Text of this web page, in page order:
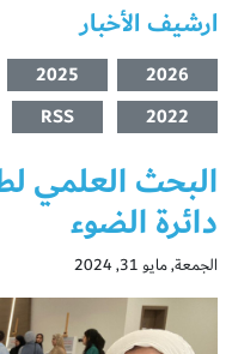
ارشيف الأخبار
2026
2025
2022
RSS
البحث العلمي
دائرة الضوء
الجمعة, مايو 31, 2024